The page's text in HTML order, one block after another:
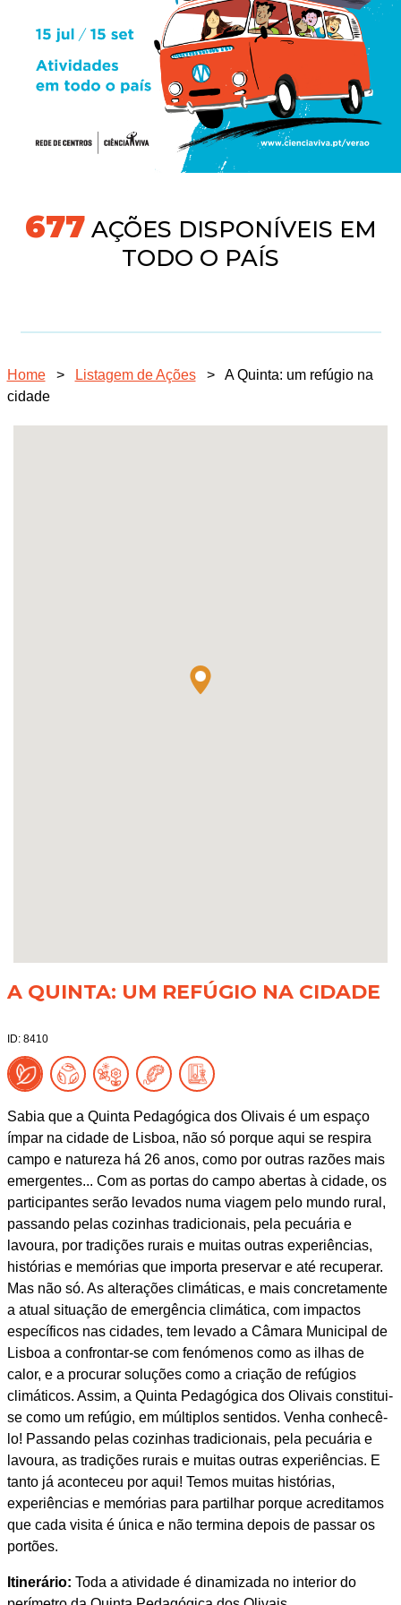
704 AÇÕES DISPONÍVEIS EM
TODO O PAÍS
Home > Listagem de Ações >
A Quinta: um refúgio na
cidade
A QUINTA: UM REFÚGIO NA CIDADE
ID: 8410
Sabia que a Quinta Pedagógica dos Olivais é um espaço
ímpar na cidade de Lisboa, não só porque aqui se respira
campo e natureza há 26 anos, como por outras razões mais
emergentes... Com as portas do campo abertas à cidade, os
participantes serão levados numa viagem pelo mundo rural,
passando pelas cozinhas tradicionais, pela pecuária e
lavoura, por tradições rurais e muitas outras experiências,
histórias e memórias que importa preservar e até recuperar.
Mas não só. As alterações climáticas, e mais concretamente
a atual situação de emergência climática, com impactos
específicos nas cidades, tem levado a Câmara Municipal de
Lisboa a confrontar-se com fenómenos como as ilhas de
calor, e a procurar soluções como a criação de refúgios
climáticos. Assim, a Quinta Pedagógica dos Olivais constitui-
se como um refúgio, em múltiplos sentidos. Venha conhecê-
lo! Passando pelas cozinhas tradicionais, pela pecuária e
lavoura, as tradições rurais e muitas outras experiências. E
tanto já aconteceu por aqui! Temos muitas histórias,
experiências e memórias para partilhar porque acreditamos
que cada visita é única e não termina depois de passar os
portões.
Itinerário: Toda a atividade é dinamizada no interior do